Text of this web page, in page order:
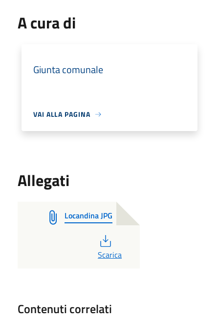
A cura di
Giunta comunale
VAI ALLA PAGINA
Allegati
Locandina JPG
PDF
Scarica
Contenuti correlati